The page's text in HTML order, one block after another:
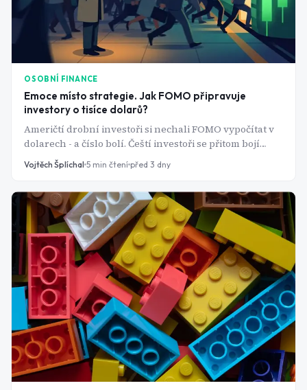
OSOBNÍ FINANCE
Emoce místo strategie. Jak FOMO připravuje
investory o tisíce dolarů?
Američtí drobní investoři si nechali FOMO vypočítat v
dolarech - a číslo bolí. Čeští investoři se přitom bojí
něčeho úplně jiného.
Vojtěch Šplíchal 5 min čtení před 3 dny